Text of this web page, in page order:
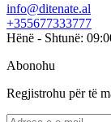
info@ditenate.al
+355677333777
Hënë - Shtunë:
Abonohu
Regjistrohu për të